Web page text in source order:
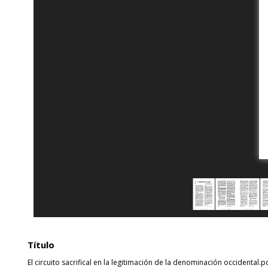
Título
El circuito sacrifical en la legitimación de la denominación